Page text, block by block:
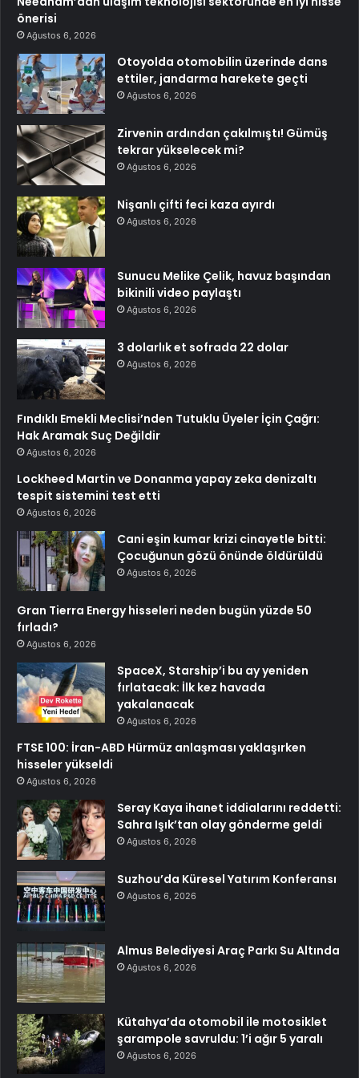
önerisi
Ağustos 6, 2026
Otoyolda otomobilin üzerinde dans
ettiler, jandarma harekete geçti
Ağustos 6, 2026
Zirvenin ardından çakılmıştı! Gümüş
tekrar yükselecek mi?
Ağustos 6, 2026
Nişanlı çifti feci kaza ayırdı
Ağustos 6, 2026
Sunucu Melike Çelik, havuz başından
bikinili video paylaştı
Ağustos 6, 2026
3 dolarlık et sofrada 22 dolar
Ağustos 6, 2026
Fındıklı Emekli Meclisi’nden Tutuklu Üyeler İçin Çağrı:
Hak Aramak Suç Değildir
Ağustos 6, 2026
Lockheed Martin ve Donanma yapay zeka denizaltı
tespit sistemini test etti
Ağustos 6, 2026
Cani eşin kumar krizi cinayetle bitti:
Çocuğunun gözü önünde öldürüldü
Ağustos 6, 2026
Gran Tierra Energy hisseleri neden bugün yüzde 50
fırladı?
Ağustos 6, 2026
SpaceX, Starship’i bu ay yeniden
fırlatacak: İlk kez havada
yakalanacak
Ağustos 6, 2026
FTSE 100: İran-ABD Hürmüz anlaşması yaklaşırken
hisseler yükseldi
Ağustos 6, 2026
Seray Kaya ihanet iddialarını reddetti:
Sahra Işık’tan olay gönderme geldi
Ağustos 6, 2026
Suzhou’da Küresel Yatırım Konferansı
Ağustos 6, 2026
Almus Belediyesi Araç Parkı Su Altında
Ağustos 6, 2026
Kütahya’da otomobil ile motosiklet
şarampole savruldu: 1’i ağır 5 yaralı
Ağustos 6, 2026